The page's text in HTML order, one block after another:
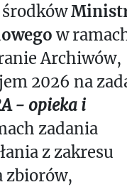
środków
w
Archiwów,
2026 na
- opieka i
zadania
z zakresu
zbiorów,